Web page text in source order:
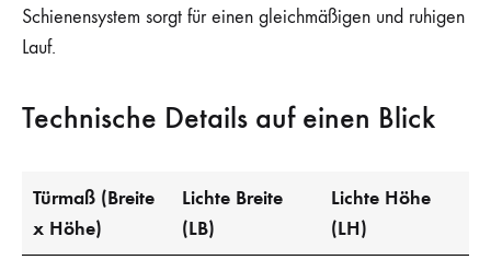
Schienensystem sorgt für einen gleichmäßigen und ruhigen
Lauf.
Technische Details auf einen Blick
Türmaß (Breite
x Höhe)
Lichte Breite
(LB)
Lichte Höhe
(LH)